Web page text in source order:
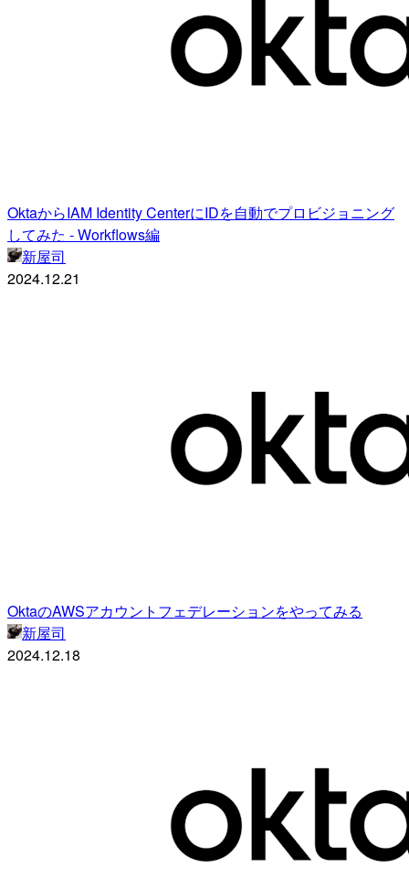
OktaからIAM Identity CenterにIDを自動でプロビジョニング
してみた - Workflows編
新屋司
2024.12.21
OktaのAWSアカウントフェデレーションをやってみる
新屋司
2024.12.18